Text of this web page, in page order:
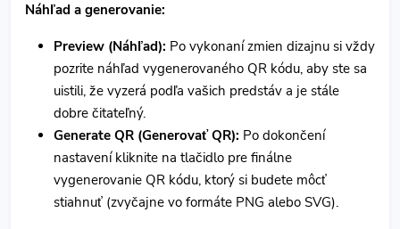
Náhľad a generovanie:
Preview (Náhľad): Po vykonaní zmien dizajnu si vždy
pozrite náhľad vygenerovaného QR kódu, aby ste sa
uistili, že vyzerá podľa vašich predstáv a je stále
dobre čitateľný.
Generate QR (Generovať QR): Po dokončení
nastavení kliknite na tlačidlo pre finálne
vygenerovanie QR kódu, ktorý si budete môcť
stiahnuť (zvyčajne vo formáte PNG alebo SVG).